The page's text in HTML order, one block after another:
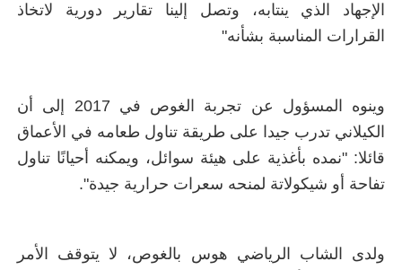
الإجهاد الذي ينتابه، وتصل إلينا تقارير دورية لاتخاذ
القرارات المناسبة بشأنه"
وينوه المسؤول عن تجربة الغوص في 2017 إلى أن
الكيلاني تدرب جيدا على طريقة تناول طعامه في الأعماق
قائلا: "نمده بأغذية على هيئة سوائل، ويمكنه أحيانًا تناول
تفاحة أو شيكولاتة لمنحه سعرات حرارية جيدة".
ولدى الشاب الرياضي هوس بالغوص، لا يتوقف الأمر